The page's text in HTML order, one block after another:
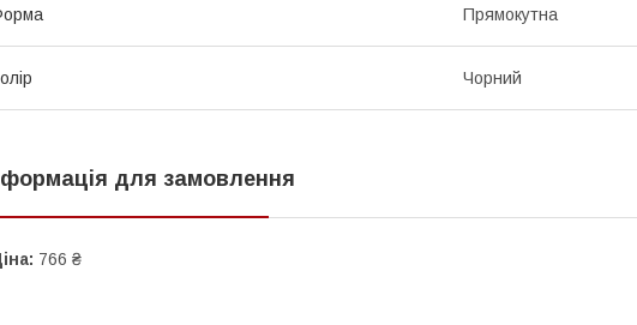
Прямокутна
Чорний
для замовлення
766 ₴